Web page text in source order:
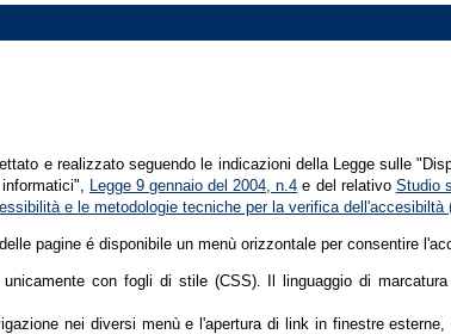
e realizzato seguendo le indicazioni della Legge sulle
Legge 9 gennaio del 2004, n.4 e del relativo Studio
e le metodologie tecniche per la verifica dell'accesibiltà
pagine é disponibile un menù orizzontale per consentire
unicamente con fogli di stile (CSS). Il linguaggio di
nei diversi menù e l'apertura di link in finestre